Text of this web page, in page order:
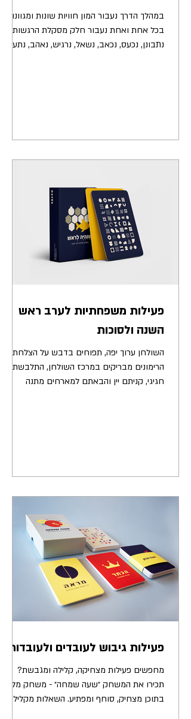
במהלך הדרך נעבור המון חוויות שונות ומגוונות,
בכל אחת ואחת נעבור חלק מסקלת הרגשות -
נתבונן, נכעס, נכאב, נשאל, נרגיש, נאהב, נתעצב,
פעילות משפחתיות לערב ראש
השנה ולסוכות
השולחן ערוך יפה, תפוחים בדבש על הצלחת,
הרימונים מבריקים במרכז השולחן, התלבשתם
חגיגי, קניתם יין והבאתם למארחים מתנה
פעילות גיבוש לעובדים ולעובדות
מחפשים פעילות מצחיקה, קלילה ומגבשת?
תכירו את המשחק ״שעה שמחה״ - משחק מלא
בתוכן מצחיק, סוחף ומפתיע. השאלות מקלילות